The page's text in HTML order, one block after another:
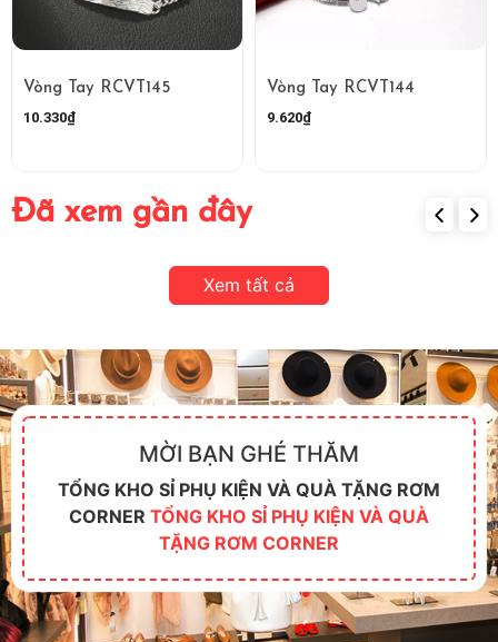
Vòng Tay RCVT145
10.330₫
Vòng Tay RCVT144
9.620₫
Đã xem gần đây
Xem tất cả
MỜI BẠN GHÉ THĂM
TỔNG KHO SỈ PHỤ KIỆN VÀ QUÀ TẶNG RƠM
CORNER TỔNG KHO SỈ PHỤ KIỆN VÀ QUÀ
TẶNG RƠM CORNER